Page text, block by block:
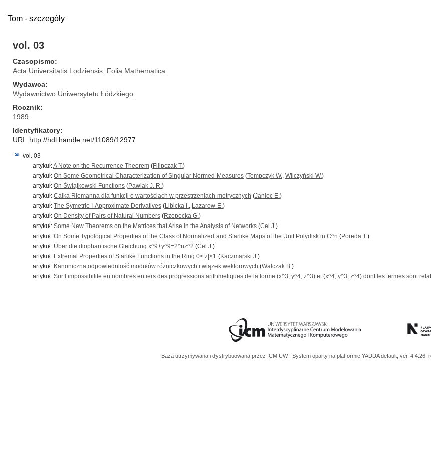
Tom - szczegóły
vol. 03
Czasopismo
Acta Universitatis Lodziensis. Folia Mathematica
Wydawca
Wydawnictwo Uniwersytetu Łódzkiego
Rocznik
1989
Identyfikatory
URI
http://hdl.handle.net/11089/12977
vol. 03
artykuł:A Note on the Recurrence Theorem (Filipczak T.)
artykuł: On Some Geometrical Characterization of Singular Normed Measures (Tempczyk W., Wilczyński W.)
artykuł: On Świątkowski Functions (Pawlak J. R.)
artykuł: Całka Riemanna dla funkcji o wartościach w przestrzeniach metrycznych (Janiec E.)
artykuł: The Symetrie Ι-Approximate Derivatives (Libicka I., Łazarow E.)
artykuł: On Density of Pairs of Natural Numbers (Rzepecka G.)
artykuł: Some New Theorems on the Matrices that Arise in the Analysis of Networks (Cel J.)
artykuł: On Some Typological Properties of the Class of Normalized and Starlike Maps of the Unit Polydisk in C^n (Poreda T.)
artykuł: Über die diophantische Gleichung x^9+y^9=2^nz^2 (Cel J.)
artykuł: Extremal Properties of Starlike Functions in the Ring 0<|z|<1 (Kaczmarski J.)
artykuł: Kanoniczna odpowiednlość modułów różniczkowych i wiązek wektorowych (Walczak B.)
artykuł: Sur l’impossibilite en nombres entiers des progressions arithmetiques de la forme (x^3, y^4, z^3) et (x^4, y^3, z^4) dont les termes sont
Baza utrzymywana i dystrybuowana przez ICM UW | System oparty na platformie YADDAdefault, ver. 4.4.26,